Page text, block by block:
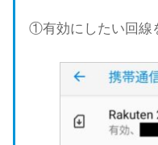
①有効にしたい回線